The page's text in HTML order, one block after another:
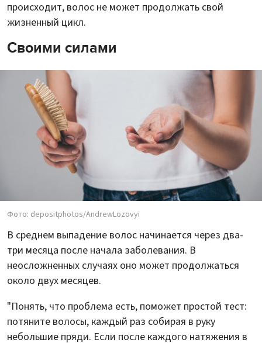
происходит, волос не может продолжать свой
жизненный цикл.
Своими силами
Фото: depositphotos/AndrewLozovyi
В среднем выпадение волос начинается через два-
три месяца после начала заболевания. В
неосложненных случаях оно может продолжаться
около двух месяцев.
"Понять, что проблема есть, поможет простой тест:
потяните волосы, каждый раз собирая в руку
небольшие пряди. Если после каждого натяжения в